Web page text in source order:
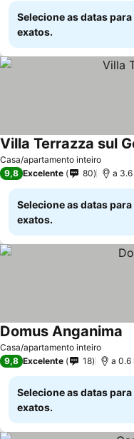
Selecione as datas
exatos.
Casa/apartamento inteiro
Villa Terrazza sul
9,8 Excelente 80 a
Selecione as datas
exatos.
Casa/apartamento inteiro
Domus Anganima
9,8 Excelente 18 a 0.6
Selecione as datas
exatos.